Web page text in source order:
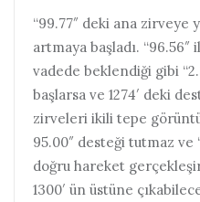
“99.77″ deki ana zirveye
artmaya başladı.
vadede beklendiği gibi
başlarsa ve 1274′ deki
zirveleri ikili tepe
95.00″ desteği tutmaz ve
doğru hareket
1300′ ün üstüne